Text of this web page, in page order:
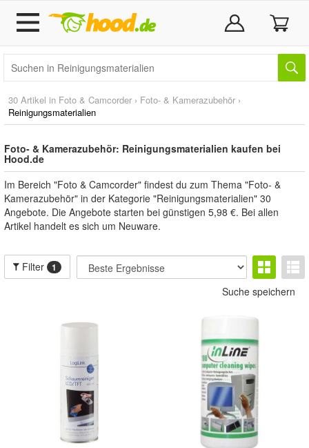
30 Artikel in Foto & Camcorder › Foto- & Kamerazubehör ›
Reinigungsmaterialien
Foto- & Kamerazubehör: Reinigungsmaterialien kaufen bei
Hood.de
Im Bereich "Foto & Camcorder" findest du zum Thema "Foto- &
Kamerazubehör" in der Kategorie "Reinigungsmaterialien" 30
Angebote. Die Angebote starten bei günstigen 5,98 €. Bei allen
Artikel handelt es sich um Neuware.
Filter 1
Suche speichern